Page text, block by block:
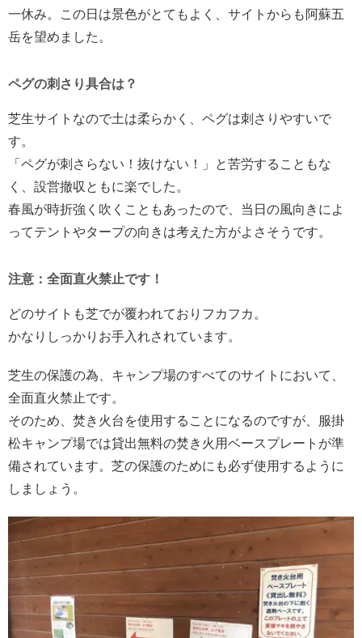
一休み。この日は景色がとてもよく、サイトからも阿蘇五
岳を望めました。
ペグの刺さり具合は？
芝生サイトなので土は柔らかく、ペグは刺さりやすいで
す。
「ペグが刺さらない！抜けない！」と苦労することもな
く、設営撤収ともに楽でした。
春風が時折強く吹くこともあったので、当日の風向きによ
ってテントやタープの向きは考えた方がよさそうです。
注意：全面直火禁止です！
どのサイトも芝でが覆われておりフカフカ。
かなりしっかりお手入れされています。
芝生の保護の為、キャンプ場のすべてのサイトにおいて、
全面直火禁止です。
そのため、焚き火台を使用することになるのですが、服掛
松キャンプ場では貸出無料の焚き火用ベースプレートが準
備されています。芝の保護のためにも必ず使用するように
しましょう。